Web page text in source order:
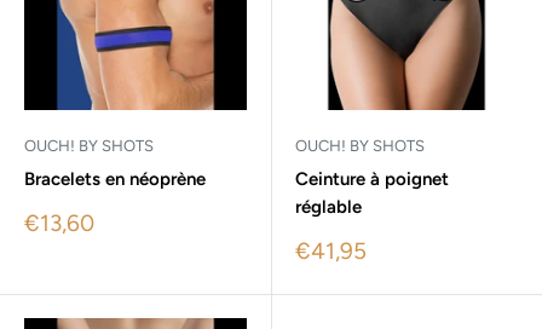
OUCH! BY SHOTS
Bracelets en néoprène
Sale
€13,60
OUCH! BY SHOTS
Ceinture à poignet
réglable
Sale
€41,95